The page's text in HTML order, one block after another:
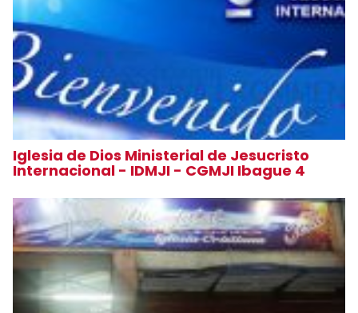
Iglesia de Dios Ministerial de Jesucristo
Internacional - IDMJI - CGMJI Ibague 4